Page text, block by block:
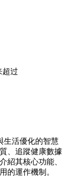
超过
生活優化的智慧
、追蹤健康數據
紹其核心功能、
的運作機制。